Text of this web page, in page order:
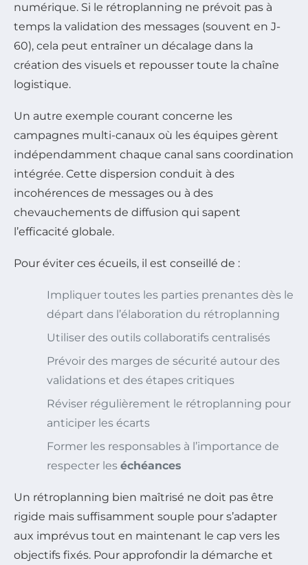
numérique. Si le rétroplanning ne prévoit pas à
temps la validation des messages (souvent en J-
60), cela peut entraîner un décalage dans la
création des visuels et repousser toute la chaîne
logistique.
Un autre exemple courant concerne les
campagnes multi-canaux où les équipes gèrent
indépendamment chaque canal sans coordination
intégrée. Cette dispersion conduit à des
incohérences de messages ou à des
chevauchements de diffusion qui sapent
l’efficacité globale.
Pour éviter ces écueils, il est conseillé de :
Impliquer toutes les parties prenantes dès le
départ dans l’élaboration du rétroplanning
Utiliser des outils collaboratifs centralisés
Prévoir des marges de sécurité autour des
validations et des étapes critiques
Réviser régulièrement le rétroplanning pour
anticiper les écarts
Former les responsables à l’importance de
respecter les échéances
Un rétroplanning bien maîtrisé ne doit pas être
rigide mais suffisamment souple pour s’adapter
aux imprévus tout en maintenant le cap vers les
objectifs fixés. Pour approfondir la démarche et